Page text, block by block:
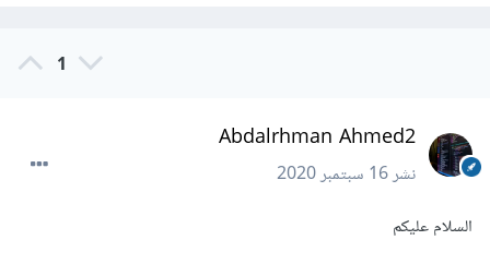
1
Abdalrhman Ahmed2
نشر16 سبتمبر 2020
السلام عليكم